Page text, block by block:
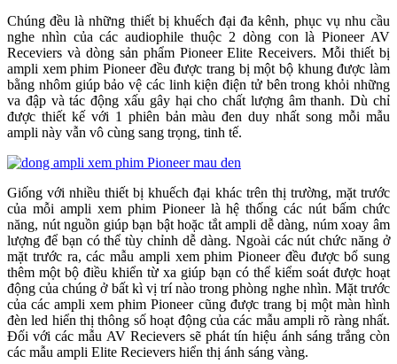
Chúng đều là những thiết bị khuếch đại đa kênh, phục vụ nhu cầu
nghe nhìn của các audiophile thuộc 2 dòng con là Pioneer AV
Receviers và dòng sản phẩm Pioneer Elite Receivers. Mỗi thiết bị
ampli xem phim Pioneer đều được trang bị một bộ khung được làm
bằng nhôm giúp bảo vệ các linh kiện điện tử bên trong khỏi những
va đập và tác động xấu gây hại cho chất lượng âm thanh. Dù chỉ
được thiết kế với 1 phiên bản màu đen duy nhất song mỗi mẫu
ampli này vẫn vô cùng sang trọng, tinh tế.
Giống với nhiều thiết bị khuếch đại khác trên thị trường, mặt trước
của mỗi ampli xem phim Pioneer là hệ thống các nút bấm chức
năng, nút nguồn giúp bạn bật hoặc tắt ampli dễ dàng, núm xoay âm
lượng để bạn có thể tùy chỉnh dễ dàng. Ngoài các nút chức năng ở
mặt trước ra, các mẫu ampli xem phim Pioneer đều được bổ sung
thêm một bộ điều khiển từ xa giúp bạn có thể kiểm soát được hoạt
động của chúng ở bất kì vị trí nào trong phòng nghe nhìn. Mặt trước
của các ampli xem phim Pioneer cũng được trang bị một màn hình
đèn led hiển thị thông số hoạt động của các mẫu ampli rõ ràng nhất.
Đối với các mẫu AV Recievers sẽ phát tín hiệu ánh sáng trắng còn
các mẫu ampli Elite Recievers hiển thị ánh sáng vàng.